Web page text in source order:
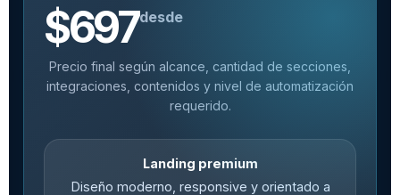
$697desde
Precio final según alcance, cantidad de secciones,
integraciones, contenidos y nivel de automatización
requerido.
Landing premium
Diseño moderno, responsive y orientado a